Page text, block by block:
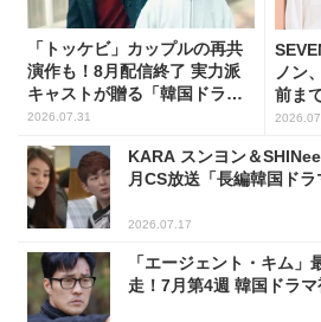
「トッケビ」カップルの再共
演作も！8月配信終了 実力派
キャストが贈る「韓国ドラ
マ」5選
2026.07.31
ノン
前ま
KARA スンヨン＆
月CS放送「長編韓国ドラ
2026.07.17
「エージェント・キム
走！7月第4週 韓国ドラ